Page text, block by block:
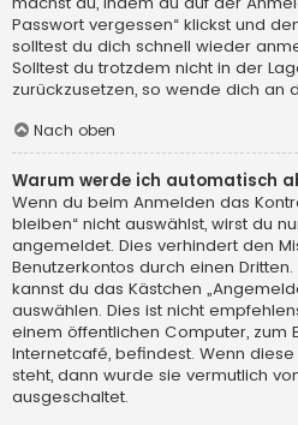
Passwort vergessen“ klickst und
solltest du dich schnell wieder
Solltest du trotzdem nicht in der
zurückzusetzen, so wende dich an
Nach oben
Warum werde ich automatisch
Wenn du beim Anmelden das
bleiben“ nicht auswählst, wirst du
angemeldet. Dies verhindert den
Benutzerkontos durch einen
kannst du das Kästchen
auswählen. Dies ist nicht
einem öffentlichen Computer, zum
Internetcafé, befindest. Wenn
steht, dann wurde sie vermutlich
ausgeschaltet.